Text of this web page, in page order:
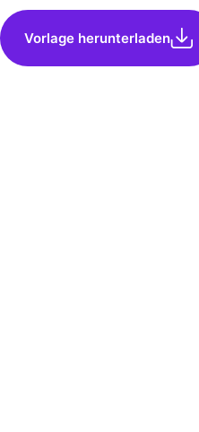
Vorlage herunterladen